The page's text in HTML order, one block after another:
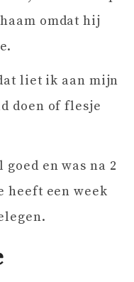
omdat hij
liet ik aan mijn
doen of flesje
en was na 2
heeft een week